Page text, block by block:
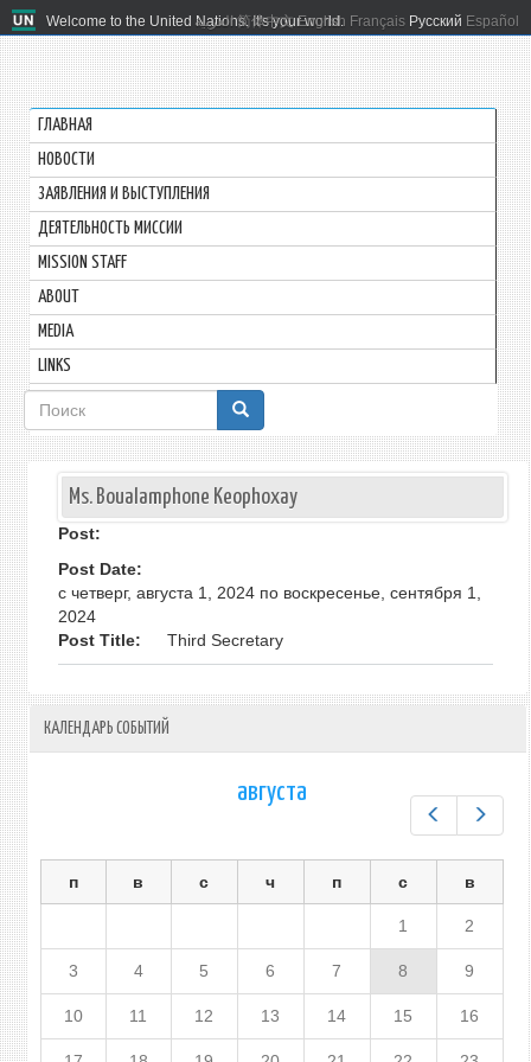
Welcome to the United Nations. It's your world.
العربية 简体中文 English Français Русский Español
ГЛАВНАЯ
HОВОСТИ
ЗАЯВЛЕНИЯ И ВЫСТУПЛЕНИЯ
ДЕЯТЕЛЬНОСТЬ МИССИИ
MISSION STAFF
ABOUT
MEDIA
LINKS
Форма
поиска
Ms. Boualamphone Keophoxay
Post:
Post Date:
с четверг, августа 1, 2024по воскресенье, сентября 1,
2024
Post Title:
Third Secretary
КАЛЕНДАРЬ СОБЫТИЙ
августа
п в с ч п с в
1 2
3 4 5 6 7 8 9
10 11 12 13 14 15 16